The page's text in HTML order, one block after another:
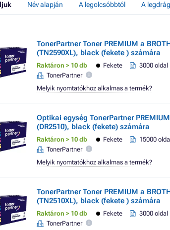
Név alapján A legolcsóbbtól A
TonerPartner Toner PREMIUM a
(TN2590XL), black (fekete ) számára
Raktáron > 10 db Fekete 3000 oldal
TonerPartner
Melyik nyomtatókhoz alkalmas a termék?
Optikai egység TonerPartner PREMIUM
(DR2510), black (fekete) számára
Raktáron > 10 db Fekete 15000
TonerPartner
Melyik nyomtatókhoz alkalmas a termék?
TonerPartner Toner PREMIUM a
(TN2510XL), black (fekete ) számára
Raktáron > 10 db Fekete 3000 oldal
TonerPartner